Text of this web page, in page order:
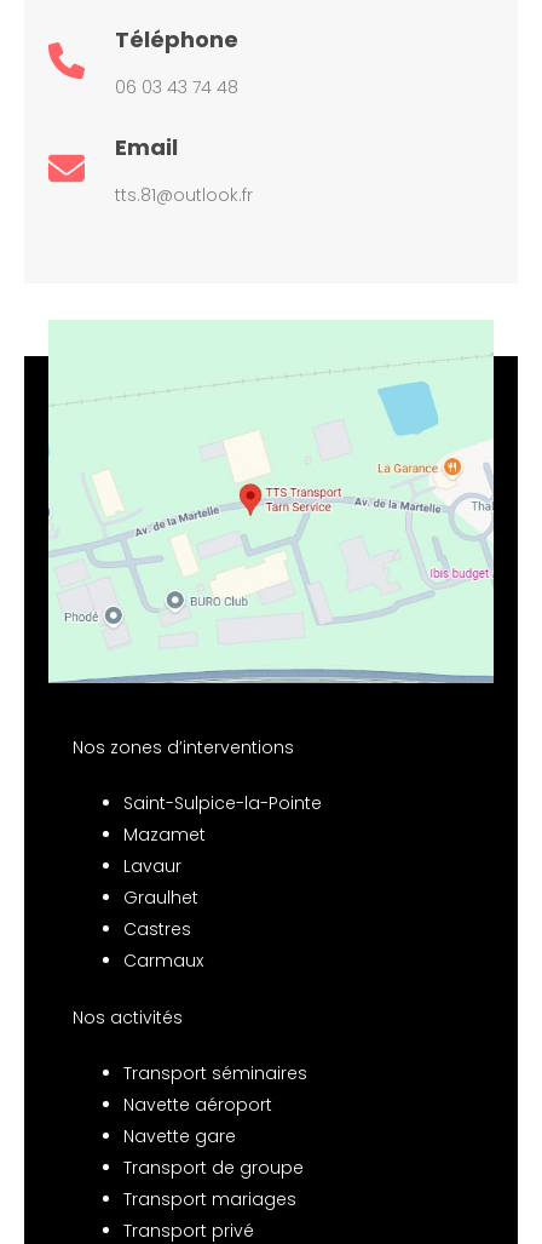
Téléphone
06 03 43 74 48
Email
tts.81@outlook.fr
Nos zones d’interventions
Saint-Sulpice-la-Pointe
Mazamet
Lavaur
Graulhet
Castres
Carmaux
Nos activités
Transport séminaires
Navette aéroport
Navette gare
Transport de groupe
Transport mariages
Transport privé